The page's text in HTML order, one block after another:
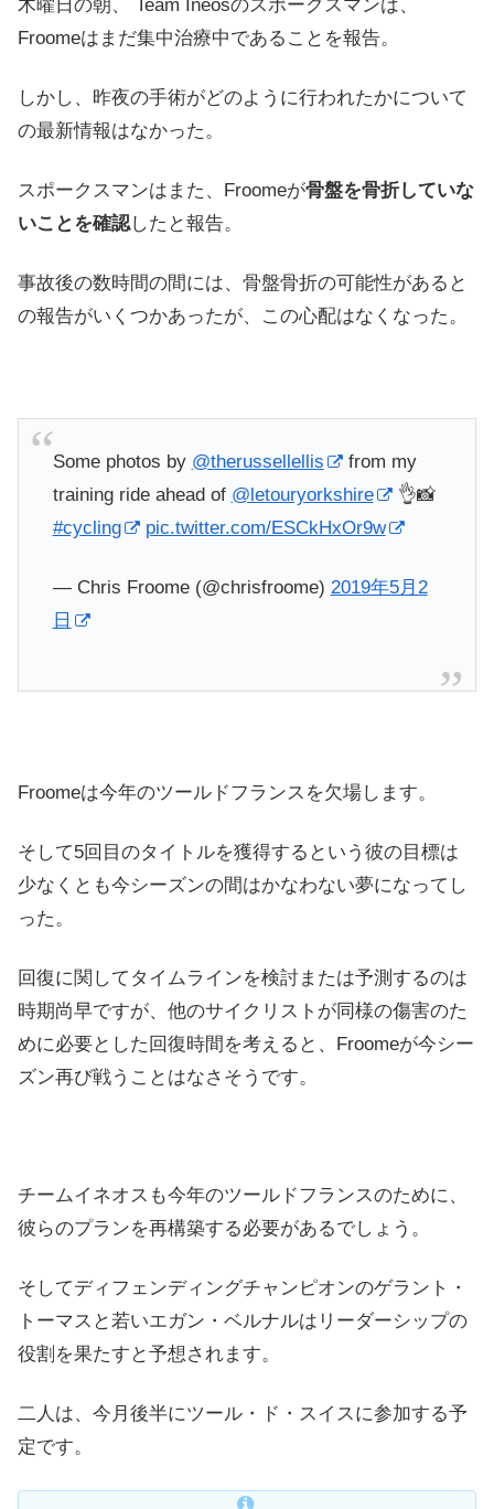
木曜日の朝、 Team Ineosのスポークスマンは、
Froomeはまだ集中治療中であることを報告。
しかし、昨夜の手術がどのように行われたかについて
の最新情報はなかった。
スポークスマンはまた、Froomeが骨盤を骨折していな
いことを確認したと報告。
事故後の数時間の間には、骨盤骨折の可能性があると
の報告がいくつかあったが、この心配はなくなった。
Some photos by @therussellellis
from my
training ride ahead of @letouryorkshire
👌📸
#cycling
pic.twitter.com/ESCkHxOr9w
— Chris Froome (@chrisfroome) 2019年5月2
日
Froomeは今年のツールドフランスを欠場します。
そして5回目のタイトルを獲得するという彼の目標は
少なくとも今シーズンの間はかなわない夢になってし
った。
回復に関してタイムラインを検討または予測するのは
時期尚早ですが、他のサイクリストが同様の傷害のた
めに必要とした回復時間を考えると、Froomeが今シー
ズン再び戦うことはなさそうです。
チームイネオスも今年のツールドフランスのために、
彼らのプランを再構築する必要があるでしょう。
そしてディフェンディングチャンピオンのゲラント・
トーマスと若いエガン・ベルナルはリーダーシップの
役割を果たすと予想されます。
二人は、今月後半にツール・ド・スイスに参加する予
定です。